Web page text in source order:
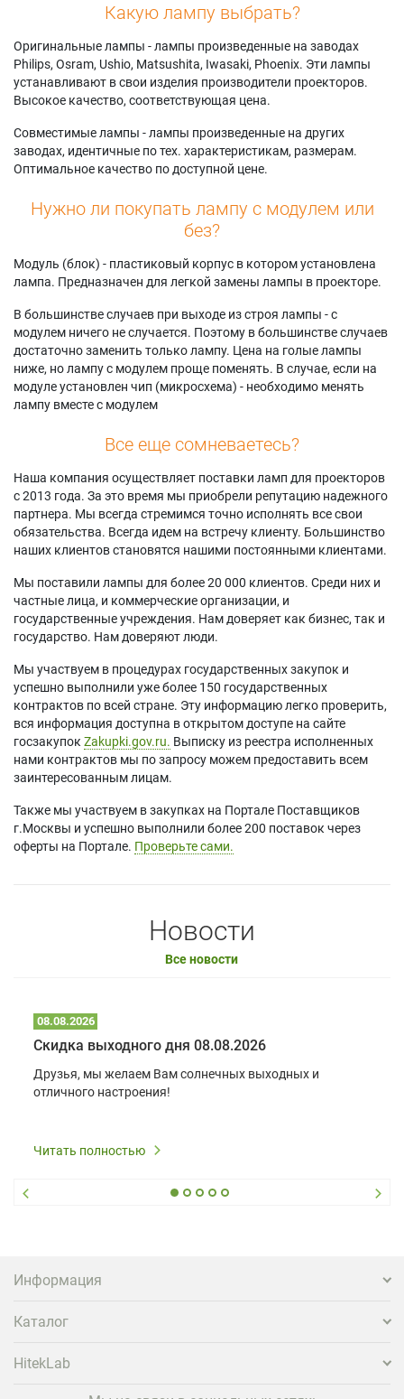
Какую лампу выбрать?
Оригинальные лампы - лампы произведенные на заводах
Philips, Osram, Ushio, Matsushita, Iwasaki, Phoenix. Эти лампы
устанавливают в свои изделия производители проекторов.
Высокое качество, соответствующая цена.
Совместимые лампы - лампы произведенные на других
заводах, идентичные по тех. характеристикам, размерам.
Оптимальное качество по доступной цене.
Нужно ли покупать лампу с модулем или
без?
Модуль (блок) - пластиковый корпус в котором установлена
лампа. Предназначен для легкой замены лампы в проекторе.
В большинстве случаев при выходе из строя лампы - с
модулем ничего не случается. Поэтому в большинстве случаев
достаточно заменить только лампу. Цена на голые лампы
ниже, но лампу с модулем проще поменять. В случае, если на
модуле установлен чип (микросхема) - необходимо менять
лампу вместе с модулем
Все еще сомневаетесь?
Наша компания осуществляет поставки ламп для проекторов
с 2013 года. За это время мы приобрели репутацию надежного
партнера. Мы всегда стремимся точно исполнять все свои
обязательства. Всегда идем на встречу клиенту. Большинство
наших клиентов становятся нашими постоянными клиентами.
Мы поставили лампы для более 20 000 клиентов. Среди них и
частные лица, и коммерческие организации, и
государственные учреждения. Нам доверяет как бизнес, так и
государство. Нам доверяют люди.
Мы участвуем в процедурах государственных закупок и
успешно выполнили уже более 150 государственных
контрактов по всей стране. Эту информацию легко проверить,
вся информация доступна в открытом доступе на сайте
госзакупок Zakupki.gov.ru. Выписку из реестра исполненных
нами контрактов мы по запросу можем предоставить всем
заинтересованным лицам.
Также мы участвуем в закупках на Портале Поставщиков
г.Москвы и успешно выполнили более 200 поставок через
оферты на Портале. Проверьте сами.
Новости
Все новости
08.08.2026
Скидка выходного дня 08.08.2026
Друзья, мы желаем Вам солнечных выходных и
отличного настроения!
Читать полностью
Информация
Каталог
HitekLab